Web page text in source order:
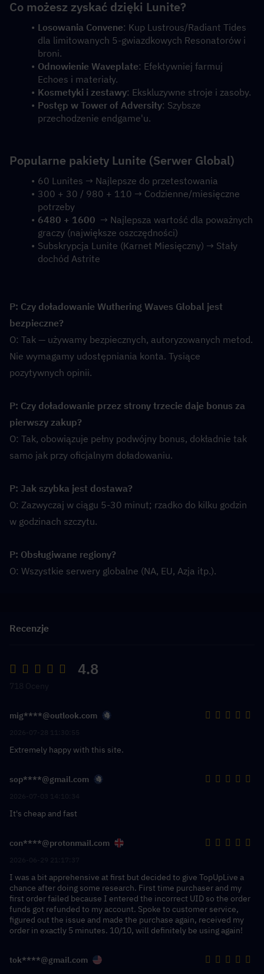
Co możesz zyskać dzięki Lunite?
Losowania Convene: Kup Lustrous/Radiant Tides
dla limitowanych 5-gwiazdkowych Resonatorów i
broni.
Odnowienie Waveplate: Efektywniej farmuj
Echoes i materiały.
Kosmetyki i zestawy: Ekskluzywne stroje i zasoby.
Postęp w Tower of Adversity: Szybsze
przechodzenie endgame'u.
Popularne pakiety Lunite (Serwer Global)
60 Lunites → Najlepsze do przetestowania
300 + 30 / 980 + 110 → Codzienne/miesięczne
potrzeby
6480 + 1600
  → Najlepsza wartość dla poważnych
graczy (największe oszczędności)
Subskrypcja Lunite (Karnet Miesięczny) → Stały
dochód Astrite
P: Czy doładowanie Wuthering Waves Global jest
bezpieczne?
O: Tak — używamy bezpiecznych, autoryzowanych metod.
Nie wymagamy udostępniania konta. Tysiące
pozytywnych opinii.
P: Czy doładowanie przez strony trzecie daje bonus za
pierwszy zakup?
O: Tak, obowiązuje pełny podwójny bonus, dokładnie tak
samo jak przy oficjalnym doładowaniu.
P: Jak szybka jest dostawa?
O: Zazwyczaj w ciągu 5-30 minut; rzadko do kilku godzin
w godzinach szczytu.
P: Obsługiwane regiony?
O: Wszystkie serwery globalne (NA, EU, Azja itp.).
Recenzje
4.8
mig****@outlook.com
Extremely happy with this site.
sop****@gmail.com
It's cheap and fast
con****@protonmail.com
I was a bit apprehensive at first but decided to give TopUpLive a
chance after doing some research. First time purchaser and my
first order failed because I entered the incorrect UID so the order
funds got refunded to my account. Spoke to customer service,
figured out the issue and made the purchase again, received my
order in exactly 5 minutes. 10/10, will definitely be using again!
tok****@gmail.com